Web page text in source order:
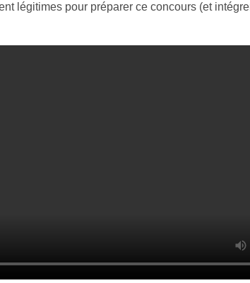
légitimes pour préparer ce concours (et